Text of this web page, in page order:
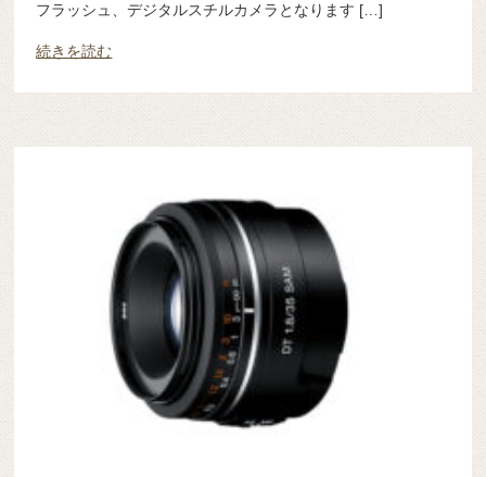
フラッシュ、デジタルスチルカメラとなります […]
続きを読む